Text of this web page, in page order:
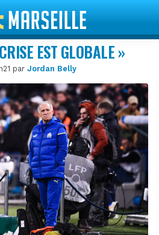
EST GLOBALE »
par Jordan Belly